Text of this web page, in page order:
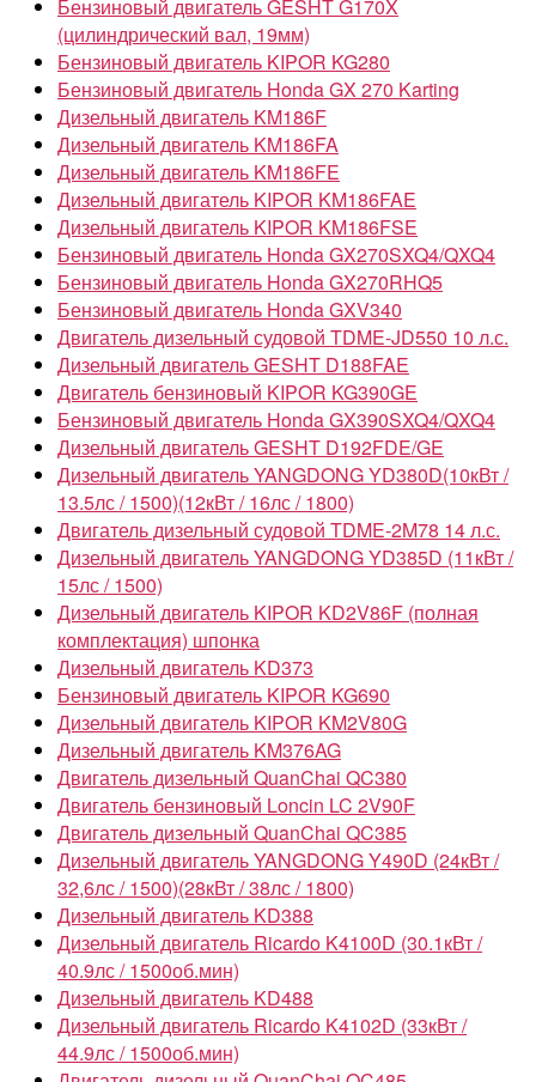
Бензиновый двигатель GESHT G170X
(цилиндрический вал, 19мм)
Бензиновый двигатель KIPOR KG280
Бензиновый двигатель Honda GX 270 Karting
Дизельный двигатель KM186F
Дизельный двигатель KM186FA
Дизельный двигатель KM186FE
Дизельный двигатель KIPOR KM186FAE
Дизельный двигатель KIPOR KM186FSE
Бензиновый двигатель Honda GX270SXQ4/QXQ4
Бензиновый двигатель Honda GX270RHQ5
Бензиновый двигатель Honda GXV340
Двигатель дизельный судовой TDME-JD550 10 л.с.
Дизельный двигатель GESHT D188FAE
Двигатель бензиновый KIPOR KG390GE
Бензиновый двигатель Honda GX390SXQ4/QXQ4
Дизельный двигатель GESHT D192FDE/GE
Дизельный двигатель YANGDONG YD380D(10кВт /
13.5лс / 1500)(12кВт / 16лс / 1800)
Двигатель дизельный судовой TDME-2M78 14 л.с.
Дизельный двигатель YANGDONG YD385D (11кВт /
15лс / 1500)
Дизельный двигатель KIPOR KD2V86F (полная
комплектация) шпонка
Дизельный двигатель KD373
Бензиновый двигатель KIPOR KG690
Дизельный двигатель KIPOR KM2V80G
Дизельный двигатель KM376AG
Двигатель дизельный QuanChai QC380
Двигатель бензиновый Loncin LC 2V90F
Двигатель дизельный QuanChai QC385
Дизельный двигатель YANGDONG Y490D (24кВт /
32,6лс / 1500)(28кВт / 38лс / 1800)
Дизельный двигатель KD388
Дизельный двигатель Ricardo K4100D (30.1кВт /
40.9лс / 1500об.мин)
Дизельный двигатель KD488
Дизельный двигатель Ricardo K4102D (33кВт /
44.9лс / 1500об.мин)